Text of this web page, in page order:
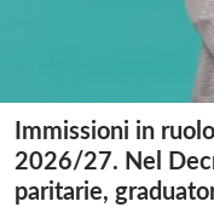
Immissioni in
2026/27. Nel
paritarie,